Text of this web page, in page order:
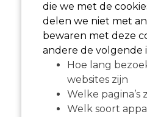
die we met de
delen we niet met
bewaren met deze
andere de volgende
Hoe lang
websites zijn
Welke pagina’s
Welk soort